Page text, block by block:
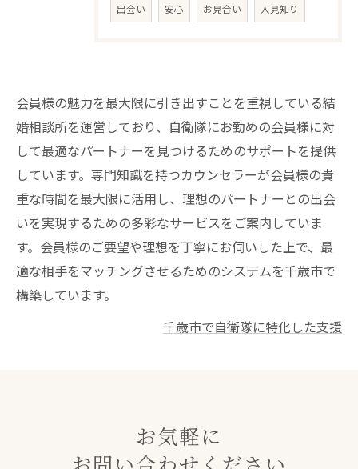
出会い 安心 お見合い 人見知り
会員様の魅力を最大限に引き出すことを重視している結
婚相談所を運営しており、自衛隊にお勤めの会員様に対
して最適なパートナーを見つけるためのサポートを提供
しています。専門知識を持つカウンセラーが会員様の貴
重な時間を最大限に活用し、理想のパートナーとの出会
いを実現するための多彩なサービスをご案内していま
す。会員様のご要望や理想を丁寧にお伺いした上で、最
適な相手をマッチングさせるためのシステムを千歳市で
構築しています。
千歳市で自衛隊に特化した支援
お気軽に